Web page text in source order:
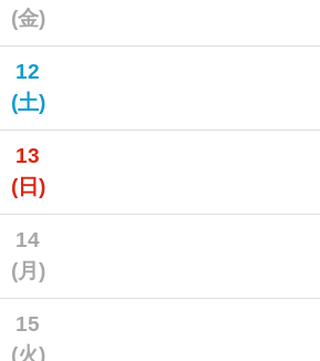
(金)
12
(土)
13
(日)
14
(月)
15
(火)